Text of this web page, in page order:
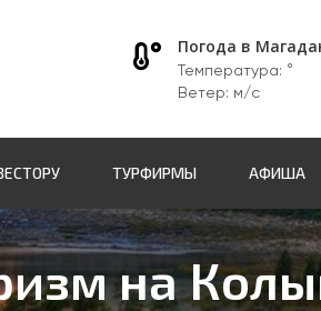
Погода в
Температура: °
Ветер: м/с
ТУРФИРМЫ АФИША
на